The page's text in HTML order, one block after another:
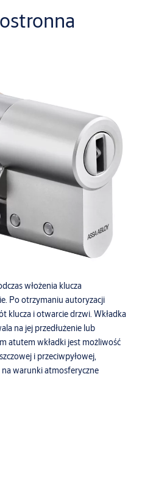
włożenia klucza
Po otrzymaniu autoryzacji
klucza i otwarcie drzwi. Wkładka
na jej przedłużenie lub
atutem wkładki jest możliwość
i przeciwpyłowej,
na warunki atmosferyczne